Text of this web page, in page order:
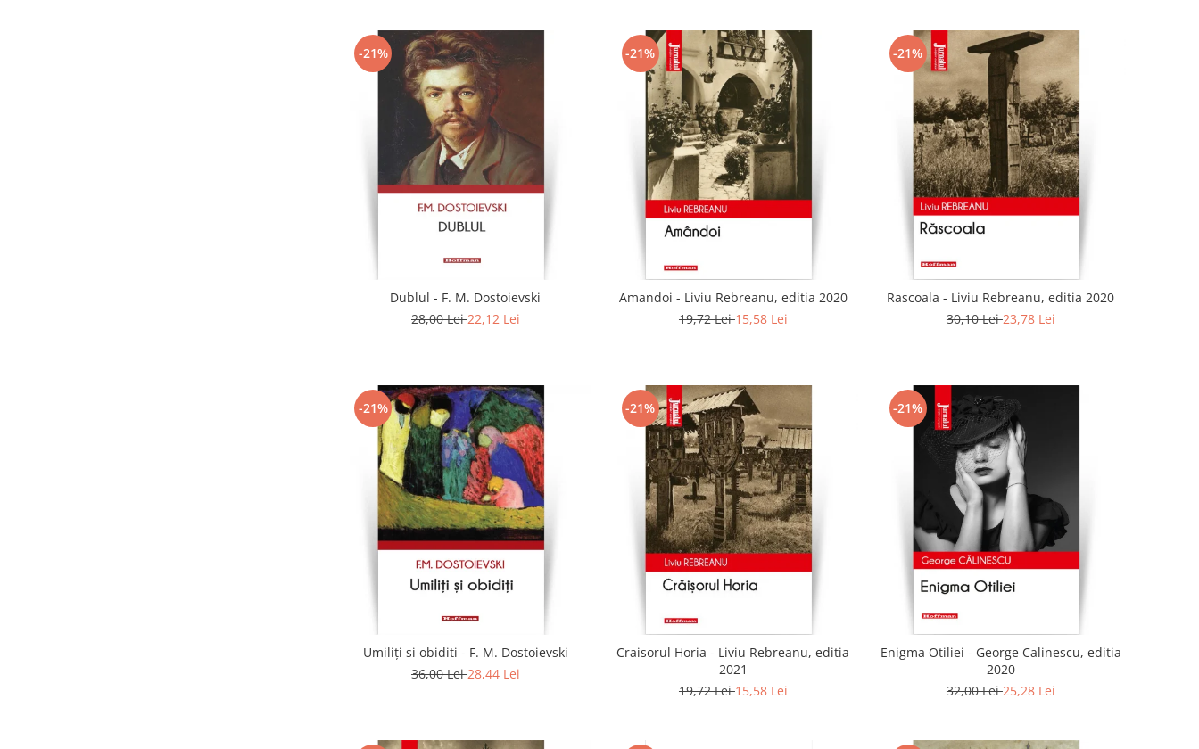
-21%
Dublul - F. M. Dostoievski
28,00 Lei22,12 Lei
-21%
Amandoi - Liviu Rebreanu, editia 2020
19,72 Lei15,58 Lei
-21%
Rascoala - Liviu Rebreanu, editia 2020
30,10 Lei23,78 Lei
-21%
Umiliți si obiditi - F. M. Dostoievski
36,00 Lei28,44 Lei
-21%
Craisorul Horia - Liviu Rebreanu, editia
2021
19,72 Lei15,58 Lei
-21%
Enigma Otiliei - George Calinescu, editia
2020
32,00 Lei25,28 Lei